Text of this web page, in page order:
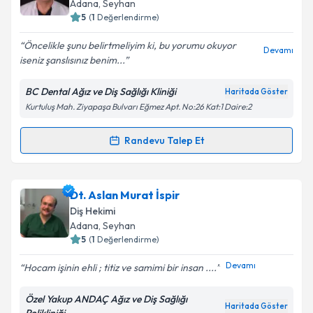
Kişisel verilerimin işlenmesine ilişkin
Aydınlatma
Metni'ni okudum ve kişisel verilerimin belirtilen
kapsamda işlenmesini kabul ediyorum.
Adana, Seyhan
5 (1 Değerlendirme)
Öncelikle şunu belirtmeliyim ki, bu yorumu okuyor
iseniz şanslısınız benim...
Devamı
BC Dental Ağız ve Diş Sağlığı Kliniği Haritada Göster
Kurtuluş Mah. Ziyapaşa Bulvarı Eğmez Apt. No:26 Kat:1 Daire:2
Randevu Talep Et
Randevu Takvimi Talebi
Dr. Dt. Cem Kırcelliiçin randevu takvimi talebi
oluşturun. Size bu uzmandan randevu almanız için bir
takvim hazırlandığında e-posta ile bilgilendireceğiz.
Dt. Aslan Murat İspir
Diş Hekimi
Adana, Seyhan
5 (1 Değerlendirme)
Hocam işinin ehli ; titiz ve samimi bir insan .... Devamı
Özel Yakup ANDAÇ Ağız ve Diş Sağlığı
Haritada Göster